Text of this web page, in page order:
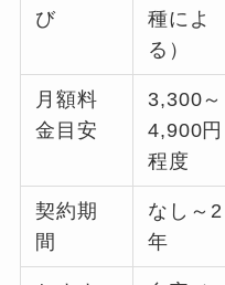
び
種によ
る）
月額料
金目安
3,300～
4,900円
程度
契約期
間
なし～2
年